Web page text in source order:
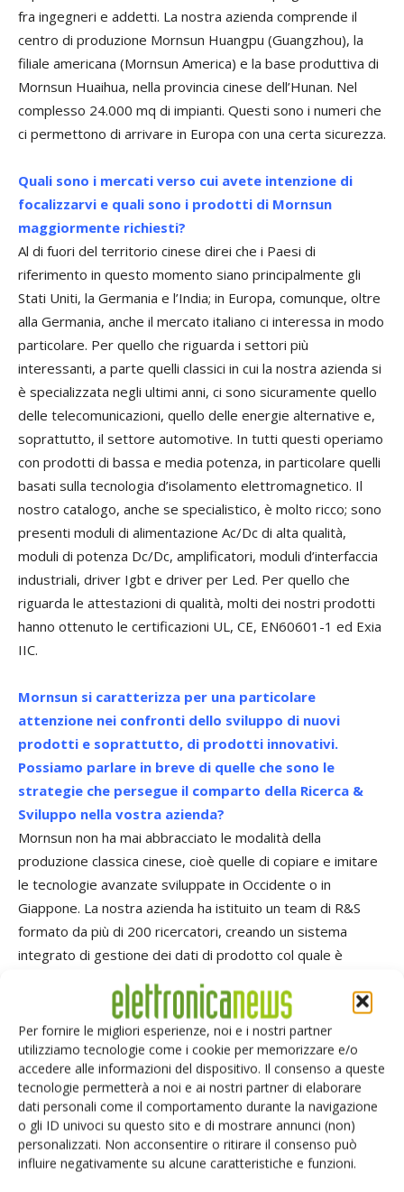
Per fornire le migliori esperienze, noi e i nostri partner
utilizziamo tecnologie come i cookie per memorizzare e/o
accedere alle informazioni del dispositivo. Il consenso a queste
tecnologie permetterà a noi e ai nostri partner di elaborare
dati personali come il comportamento durante la navigazione
o gli ID univoci su questo sito e di mostrare annunci (non)
personalizzati. Non acconsentire o ritirare il consenso può
influire negativamente su alcune caratteristiche e funzioni.
fra ingegneri e addetti. La nostra azienda comprende il
centro di produzione Mornsun Huangpu (Guangzhou), la
filiale americana (Mornsun America) e la base produttiva di
Mornsun Huaihua, nella provincia cinese dell’Hunan. Nel
complesso 24.000 mq di impianti. Questi sono i numeri che
ci permettono di arrivare in Europa con una certa sicurezza.
Quali sono i mercati verso cui avete intenzione di
focalizzarvi e quali sono i prodotti di Mornsun
maggiormente richiesti?
Al di fuori del territorio cinese direi che i Paesi di
riferimento in questo momento siano principalmente gli
Stati Uniti, la Germania e l’India; in Europa, comunque, oltre
alla Germania, anche il mercato italiano ci interessa in modo
particolare. Per quello che riguarda i settori più
interessanti, a parte quelli classici in cui la nostra azienda si
è specializzata negli ultimi anni, ci sono sicuramente quello
delle telecomunicazioni, quello delle energie alternative e,
soprattutto, il settore automotive. In tutti questi operiamo
con prodotti di bassa e media potenza, in particolare quelli
basati sulla tecnologia d’isolamento elettromagnetico. Il
nostro catalogo, anche se specialistico, è molto ricco; sono
presenti moduli di alimentazione Ac/Dc di alta qualità,
moduli di potenza Dc/Dc, amplificatori, moduli d’interfaccia
industriali, driver Igbt e driver per Led. Per quello che
riguarda le attestazioni di qualità, molti dei nostri prodotti
hanno ottenuto le certificazioni UL, CE, EN60601-1 ed Exia
IIC.
Mornsun si caratterizza per una particolare
attenzione nei confronti dello sviluppo di nuovi
prodotti e soprattutto, di prodotti innovativi.
Possiamo parlare in breve di quelle che sono le
strategie che persegue il comparto della Ricerca &
Sviluppo nella vostra azienda?
Mornsun non ha mai abbracciato le modalità della
produzione classica cinese, cioè quelle di copiare e imitare
le tecnologie avanzate sviluppate in Occidente o in
Giappone. La nostra azienda ha istituito un team di R&S
formato da più di 200 ricercatori, creando un sistema
integrato di gestione dei dati di prodotto col quale è
possibile controllare e gestire ogni aspetto delle attività di
ricerca e sviluppo. Ciò ha permesso di creare un sistema
indipendente di ricerca e innovazione tecnologica, che non
ha bisogno di ricevere suggerimenti dall’esterno, ma che
direttamente dall’interno permette di seguirne tutte le fasi
di sviluppo a partire dall’idea, fino alla sua più efficace
presentazione sul mercato. Il sistema così organizzato
permette di promuovere il rapido aggiornamento di
prodotti e tecnologie, apportando continui cambiamenti